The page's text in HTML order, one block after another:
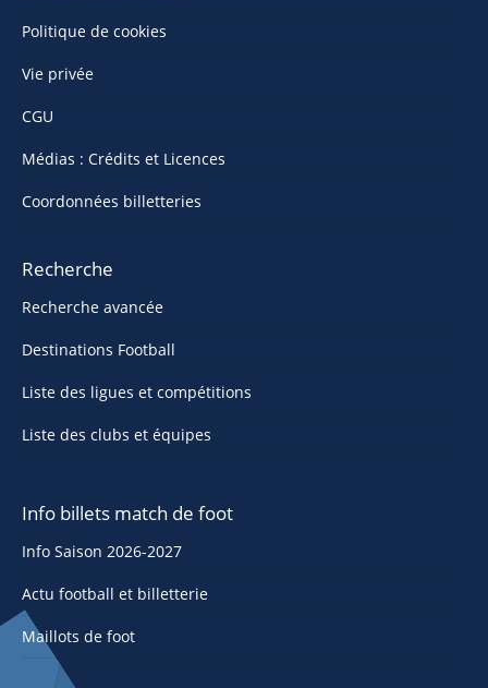
Politique de cookies
Vie privée
CGU
Médias : Crédits et Licences
Coordonnées billetteries
Recherche
Recherche avancée
Destinations Football
Liste des ligues et compétitions
Liste des clubs et équipes
Info billets match de foot
Info Saison 2026-2027
Actu football et billetterie
Maillots de foot